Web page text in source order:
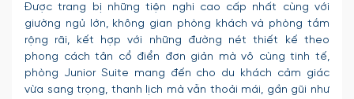
Được trang bị những tiện nghi cao cấp nhất cùng với
giường ngủ lớn, không gian phòng khách và phòng tắm
rộng rãi, kết hợp với những đường nét thiết kế theo
phong cách tân cổ điển đơn giản mà vô cùng tinh tế,
phòng Junior Suite mang đến cho du khách cảm giác
vừa sang trọng, thanh lịch mà vẫn thoải mái, gần gũi như